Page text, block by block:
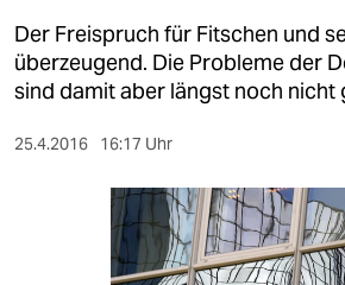
kultur
sport
berlin
Der Freispruch für Fitschen und
überzeugend. Die Probleme der
sind damit aber längst noch nicht
25.4.2016 16:17 Uhr